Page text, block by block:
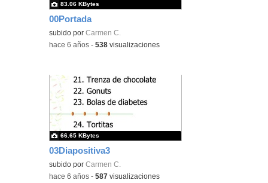
00Portada
subido porCarmen C.
83.06 KBytes
-hace 6 años -538 visualizaciones
03Diapositiva3
subido porCarmen C.
66.65 KBytes
-hace 6 años -587 visualizaciones